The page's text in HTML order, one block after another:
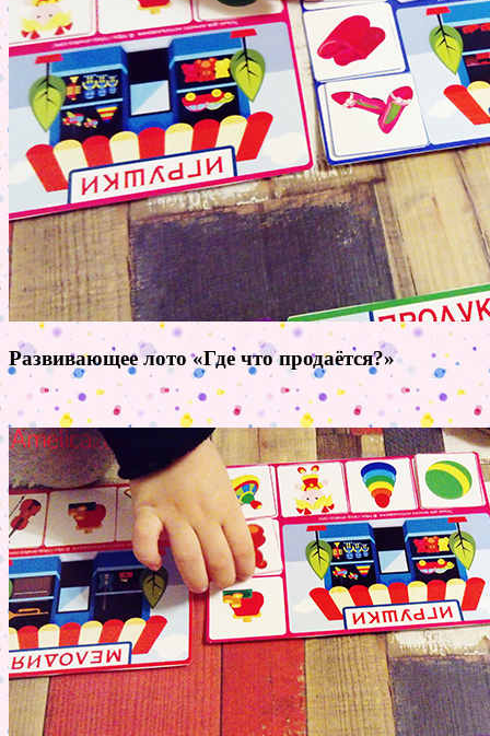
Развивающее лото «Где что продаётся?»